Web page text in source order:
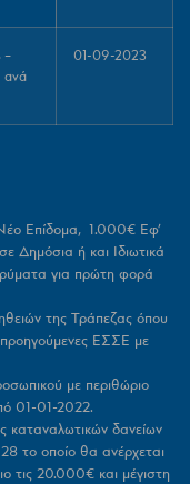
–
ανά
01-09-2023
Επίδομα, 1.000€ Εφ’
Δημόσια ή και Ιδιωτικά
για πρώτη φορά
της Τράπεζας όπου
προηγούμενες ΕΣΣΕ με
με περιθώριο
01-01-2022.
καταναλωτικών δανείων
το οποίο θα ανέρχεται
τις 20.000€ και μέγιστη